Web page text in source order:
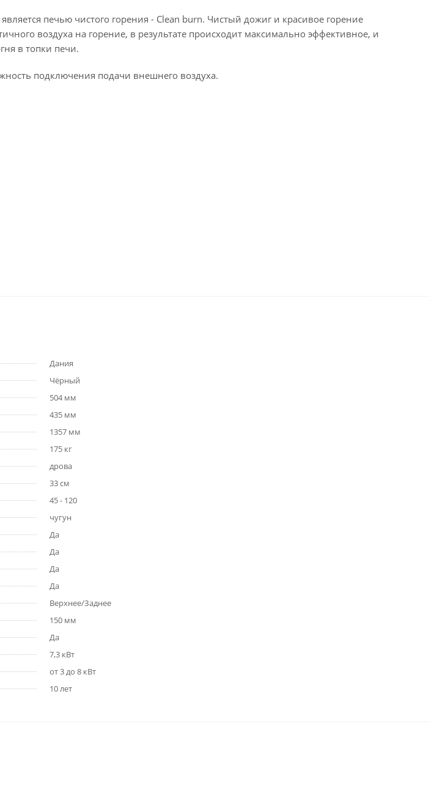
печью чистого горения - Clean burn. Чистый дожиг и красивое горение
воздуха на горение, в результате происходит максимально эффективное, и
в топки печи.
подключения подачи внешнего воздуха.
Дания
Чёрный
504 мм
435 мм
1357 мм
175 кг
дрова
33 см
45 - 120
чугун
Да
Да
Да
Да
Верхнее/Заднее
150 мм
Да
7,3 кВт
от 3 до 8 кВт
10 лет